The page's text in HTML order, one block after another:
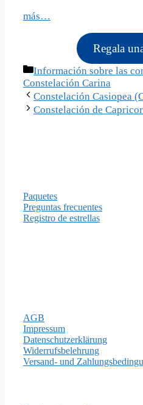
más…
Regala
Categorías
Información sobre las
Constelación Carina
Constelación Casiopea
Constelación de
Paquetes
Preguntas frecuentes
Registro de estrellas
AGB
Impressum
Datenschutzerklärung
Widerrufsbelehrung
Versand- und